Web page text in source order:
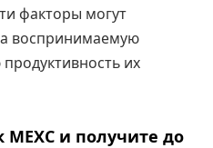
факторы могут
воспринимаемую
их
и получите до